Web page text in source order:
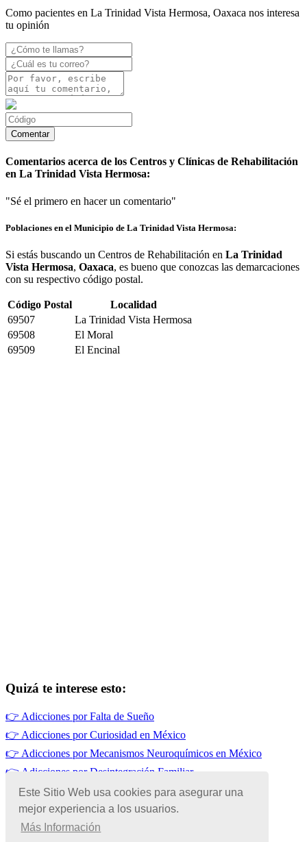
Este Sitio Web usa cookies para asegurar una
mejor experiencia a los usuarios.
Más Información
Como pacientes en La Trinidad Vista Hermosa, Oaxaca nos interesa
tu opinión
Comentarios acerca de los Centros y Clínicas de Rehabilitación
en La Trinidad Vista Hermosa:
"Sé el primero en hacer un comentario"
Poblaciones en el Municipio de La Trinidad Vista Hermosa:
Si estás buscando un Centros de Rehabilitación en La Trinidad
Vista Hermosa, Oaxaca, es bueno que conozcas las demarcaciones
con su respectivo código postal.
Código Postal
Localidad
69507
La Trinidad Vista Hermosa
69508
El Moral
69509
El Encinal
Quizá te interese esto:
👉 Adicciones por Falta de Sueño
👉 Adicciones por Curiosidad en México
👉 Adicciones por Mecanismos Neuroquímicos en México
👉 Adicciones por Desintegración Familiar
👉Alcoholismo en México
👉Adicciones por Falta de Habilidades Sociales en México
© Copyright 2026 | Todos los Derechos Reservados